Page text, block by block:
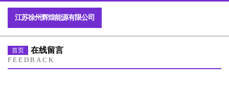
江苏徐州辉煌能源有限公司
首页 在线留言
FEEDBACK